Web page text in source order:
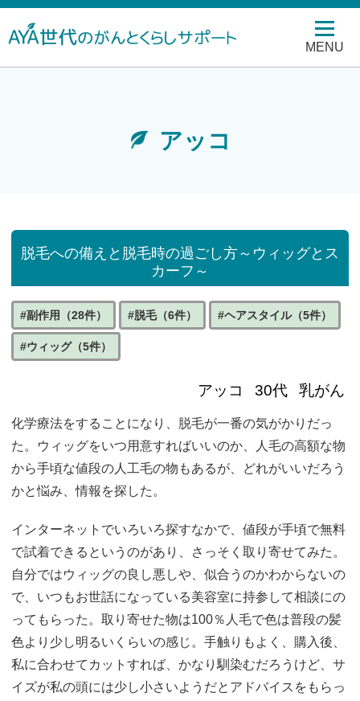
MENU
アッコ
脱毛への備えと脱毛時の過ごし方～ウィッグとス
カーフ～
#副作用（28件） #脱毛（6件） #ヘアスタイル（5件）
#ウィッグ（5件）
アッコ 30代 乳がん
化学療法をすることになり、脱毛が一番の気がかりだっ
た。ウィッグをいつ用意すればいいのか、人毛の高額な物
から手頃な値段の人工毛の物もあるが、どれがいいだろう
かと悩み、情報を探した。
インターネットでいろいろ探すなかで、値段が手頃で無料
で試着できるというのがあり、さっそく取り寄せてみた。
自分ではウィッグの良し悪しや、似合うのかわからないの
で、いつもお世話になっている美容室に持参して相談にの
ってもらった。取り寄せた物は100％人毛で色は普段の髪
色より少し明るいくらいの感じ。手触りもよく、購入後、
私に合わせてカットすれば、かなり馴染むだろうけど、サ
イズが私の頭には少し小さいようだとアドバイスをもらっ